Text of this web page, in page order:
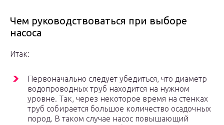
Чем руководствоваться при выборе
насоса
Итак:
Первоначально следует убедиться, что диаметр
водопроводных труб находится на нужном
уровне. Так, через некоторое время на стенках
труб собирается большое количество осадочных
пород. В таком случае насос повышающий